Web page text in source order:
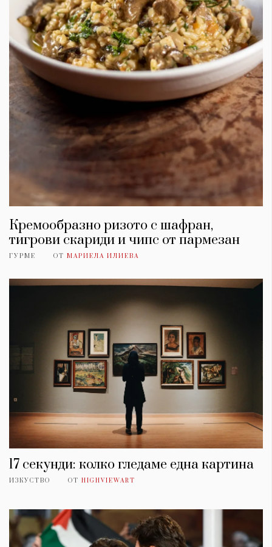
Кремообразно ризото с шафран,
тигрови скариди и чипс от пармезан
ГУРМЕ ОТ МАРИЕЛА ИЛИЕВА
17 секунди: колко гледаме една картина
ИЗКУСТВО ОТ HIGHVIEWART